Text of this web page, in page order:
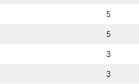
5
5
3
3